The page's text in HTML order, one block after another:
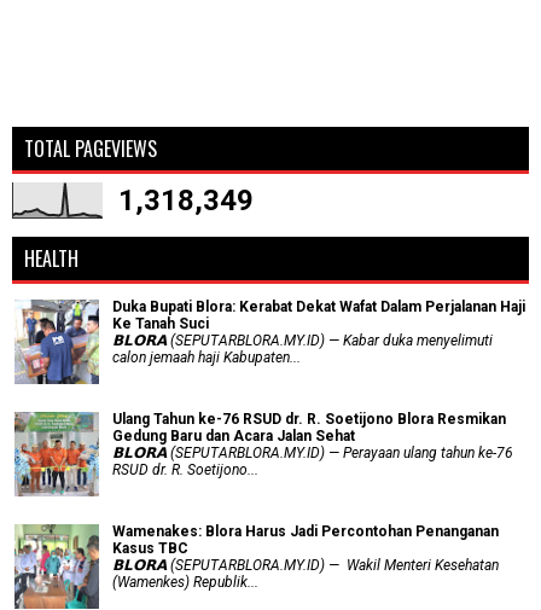
TOTAL PAGEVIEWS
1,318,349
HEALTH
Duka Bupati Blora: Kerabat Dekat Wafat Dalam Perjalanan Haji
Ke Tanah Suci
𝗕𝗟𝗢𝗥𝗔 (SEPUTARBLORA.MY.ID) — Kabar duka menyelimuti
calon jemaah haji Kabupaten...
Ulang Tahun ke-76 RSUD dr. R. Soetijono Blora Resmikan
Gedung Baru dan Acara Jalan Sehat
𝗕𝗟𝗢𝗥𝗔 (SEPUTARBLORA.MY.ID) — Perayaan ulang tahun ke-76
RSUD dr. R. Soetijono...
Wamenakes: Blora Harus Jadi Percontohan Penanganan
Kasus TBC
𝗕𝗟𝗢𝗥𝗔 (SEPUTARBLORA.MY.ID) — Wakil Menteri Kesehatan
(Wamenkes) Republik...